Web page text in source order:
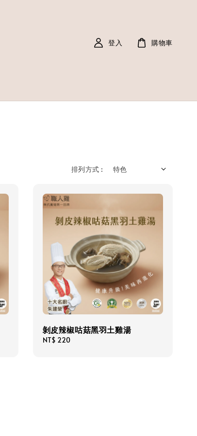
登入 購物車
排列方式 :
剝皮辣椒咕菇黑羽土雞湯
Regular
NT$ 220